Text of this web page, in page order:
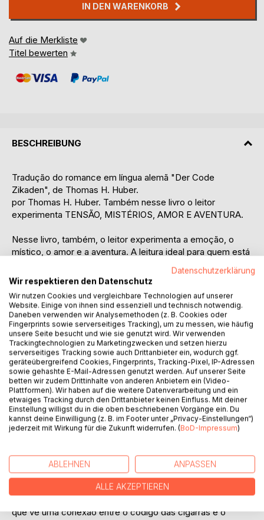
IN DEN WARENKORB
Auf die Merkliste
Titel bewerten
BESCHREIBUNG
Tradução do romance em língua alemã "Der Code
Zikaden", de Thomas H. Huber.
por Thomas H. Huber. Também nesse livro o leitor
experimenta TENSÃO, MISTÉRIOS, AMOR E AVENTURA.
Nesse livro, também, o leitor experimenta a emoção, o
místico, o amor e a aventura. A leitura ideal para quem está
As estruturas sob a superfície do mar na costa sul de Creta
inspiraram a ideia para este romance. Essas estruturas, que
podem ser vistas claramente no Google Earth, levaram o
autor à conclusão de que foram construídas por mãos
humanas, pois a natureza não conhece ângulos retos.
O chilrear das cigarras no áudio em câmera lenta
finalmente lhe deu o título: The Code of the Cicadas.
Samuel e Sarah Kramer na verdade só querem passar
férias relaxantes na praia de Creta. Mas logo após a
chegada, eles são pegos em um pesadelo que os leva ao
limite de sua sanidade. O gatilho é um vídeo curto de férias
que Sam envia para seu amigo Jack Stern via Whatsapp. O
chilrear de milhares de cigarras podem ser ouvidos. Stern,
um especialista em criptografia do Exército dos EUA,
acredita ter descoberto um código no chilrear das cigarras.
Isso os leva à atenção do misterioso William Sutherford,
que vê uma conexão entre o código das cigarras e o
Datenschutzerklärung
Wir respektieren den Datenschutz
Wir nutzen Cookies und vergleichbare Technologien auf unserer
Website. Einige von ihnen sind essenziell und technisch notwendig.
Daneben verwenden wir Analysemethoden (z. B. Cookies oder
Fingerprints sowie serverseitiges Tracking), um zu messen, wie häufig
unsere Seite besucht und wie sie genutzt wird. Wir verwenden
Trackingtechnologien zu Marketingzwecken und setzen hierzu
serverseitiges Tracking sowie auch Drittanbieter ein, wodurch ggf.
geräteübergreifend Cookies, Fingerprints, Tracking-Pixel, IP-Adressen
sowie gehashte E-Mail-Adressen genutzt werden. Auf unserer Seite
betten wir zudem Drittinhalte von anderen Anbietern ein (Video-
Plattformen). Wir haben auf die weitere Datenverarbeitung und ein
etwaiges Tracking durch den Drittanbieter keinen Einfluss. Mit deiner
Einstellung willigst du in die oben beschriebenen Vorgänge ein. Du
kannst deine Einwilligung (z. B. im Footer unter „Privacy-Einstellungen“)
jederzeit mit Wirkung für die Zukunft widerrufen. (BoD-Impressum)
ABLEHNEN ANPASSEN
ALLE AKZEPTIEREN